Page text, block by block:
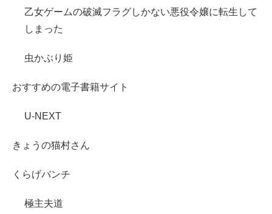
乙女ゲームの破滅フラグしかない悪役令嬢に転生して
しまった
虫かぶり姫
おすすめの電子書籍サイト
U-NEXT
きょうの猫村さん
くらげバンチ
極主夫道